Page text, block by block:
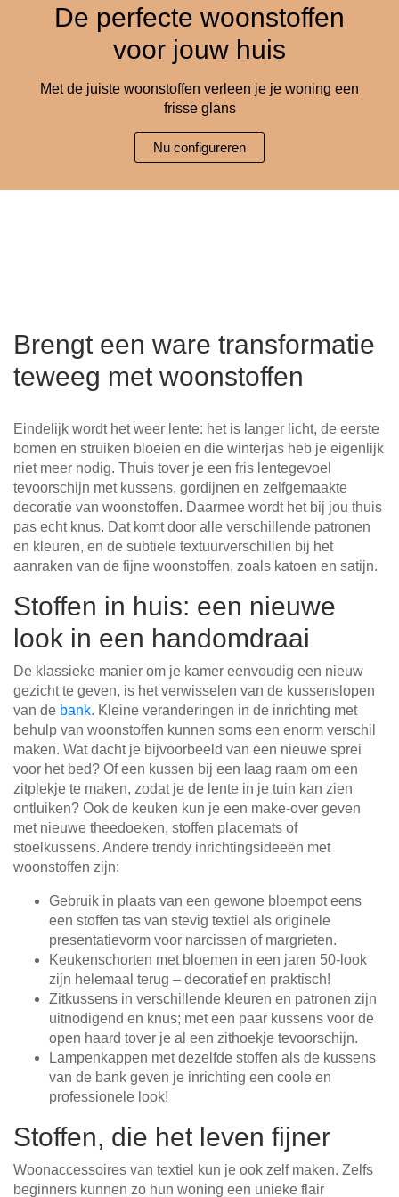
De perfecte woonstoffen
voor jouw huis
Met de juiste woonstoffen verleen je je woning een
frisse glans
Nu configureren
Brengt een ware transformatie
teweeg met woonstoffen
Eindelijk wordt het weer lente: het is langer licht, de eerste
bomen en struiken bloeien en die winterjas heb je eigenlijk
niet meer nodig. Thuis tover je een fris lentegevoel
tevoorschijn met kussens, gordijnen en zelfgemaakte
decoratie van woonstoffen. Daarmee wordt het bij jou thuis
pas echt knus. Dat komt door alle verschillende patronen
en kleuren, en de subtiele textuurverschillen bij het
aanraken van de fijne woonstoffen, zoals katoen en satijn.
Stoffen in huis: een nieuwe
look in een handomdraai
De klassieke manier om je kamer eenvoudig een nieuw
gezicht te geven, is het verwisselen van de kussenslopen
van de bank. Kleine veranderingen in de inrichting met
behulp van woonstoffen kunnen soms een enorm verschil
maken. Wat dacht je bijvoorbeeld van een nieuwe sprei
voor het bed? Of een kussen bij een laag raam om een
zitplekje te maken, zodat je de lente in je tuin kan zien
ontluiken? Ook de keuken kun je een make-over geven
met nieuwe theedoeken, stoffen placemats of
stoelkussens. Andere trendy inrichtingsideeën met
woonstoffen zijn:
Gebruik in plaats van een gewone bloempot eens
een stoffen tas van stevig textiel als originele
presentatievorm voor narcissen of margrieten.
Keukenschorten met bloemen in een jaren 50-look
zijn helemaal terug – decoratief en praktisch!
Zitkussens in verschillende kleuren en patronen zijn
uitnodigend en knus; met een paar kussens voor de
open haard tover je al een zithoekje tevoorschijn.
Lampenkappen met dezelfde stoffen als de kussens
van de bank geven je inrichting een coole en
professionele look!
Stoffen, die het leven fijner
Woonaccessoires van textiel kun je ook zelf maken. Zelfs
beginners kunnen zo hun woning een unieke flair
Hoekbanken
Massief houten meubels
Slaapbanken & -fauteuils
Vitrinekasten
Voor schuine wanden
Wandboards
Glaswerelden